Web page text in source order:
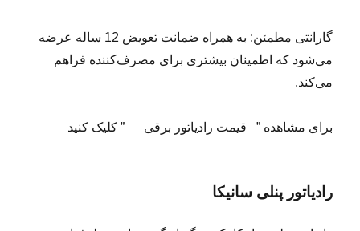
گارانتی مطمئن: به همراه ضمانت تعویض 12‌ ساله عرضه
می‌شود که اطمینان بیشتری برای مصرف‌کننده فراهم
می‌کند.
برای مشاهده ” قیمت رادیاتور برقی ” کلیک کنید
رادیاتور پنلی سانیکا